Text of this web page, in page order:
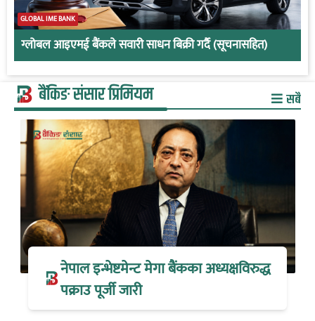
GLOBAL IME BANK
ग्लोबल आइएमई बैंकले सवारी साधन बिक्री गर्दै (सूचनासहित)
बैंकिङ संसार प्रिमियम सबै
नेपाल इन्भेष्टमेन्ट मेगा बैंकका अध्यक्षविरुद्ध
पक्राउ पूर्जी जारी